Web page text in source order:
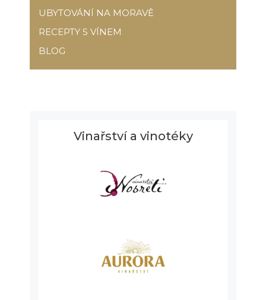
UBYTOVÁNÍ NA MORAVĚ
RECEPTY S VÍNEM
BLOG
Vinařství a vinotéky